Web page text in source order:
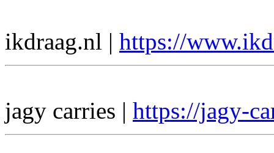
ikdraag.nl | https://
jagy carries | https://jagy-